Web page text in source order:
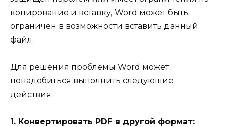
копирование и вставку, Word может быть
ограничен в возможности вставить данный
файл.
Для решения проблемы Word может
понадобиться выполнить следующие
действия:
1. Конвертировать PDF в другой формат: